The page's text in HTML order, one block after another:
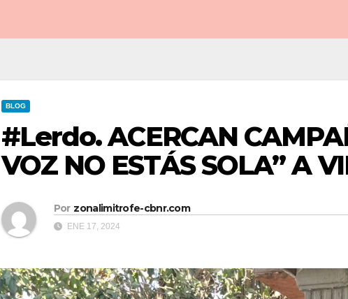
BLOG
#Lerdo. ACERCAN
VOZ NO ESTÁS SOLA” A
Por zonalimitrofe-cbnr.com
ENE 17, 2024